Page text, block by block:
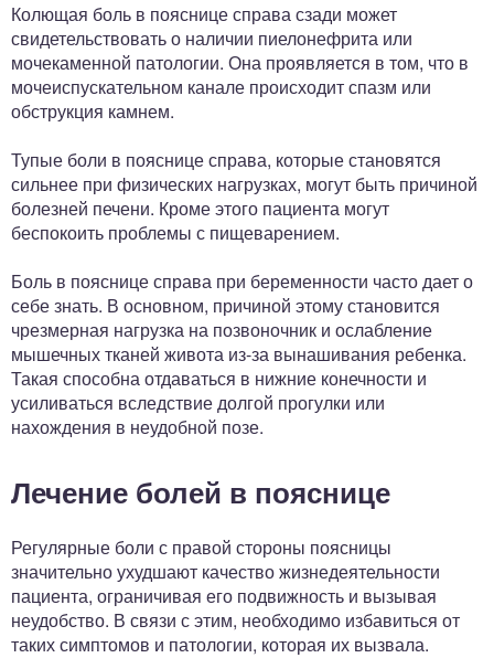
Колющая боль в пояснице справа сзади может
свидетельствовать о наличии пиелонефрита или
мочекаменной патологии. Она проявляется в том, что в
мочеиспускательном канале происходит спазм или
обструкция камнем.
Тупые боли в пояснице справа, которые становятся
сильнее при физических нагрузках, могут быть причиной
болезней печени. Кроме этого пациента могут
беспокоить проблемы с пищеварением.
Боль в пояснице справа при беременности часто дает о
себе знать. В основном, причиной этому становится
чрезмерная нагрузка на позвоночник и ослабление
мышечных тканей живота из-за вынашивания ребенка.
Такая способна отдаваться в нижние конечности и
усиливаться вследствие долгой прогулки или
нахождения в неудобной позе.
Лечение болей в пояснице
Регулярные боли с правой стороны поясницы
значительно ухудшают качество жизнедеятельности
пациента, ограничивая его подвижность и вызывая
неудобство. В связи с этим, необходимо избавиться от
таких симптомов и патологии, которая их вызвала.